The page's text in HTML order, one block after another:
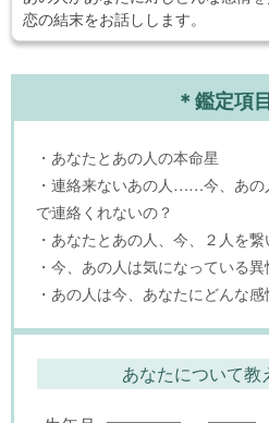
恋の結末をお話しします。
＊鑑定項
・あなたとあの人の本命星
・連絡来ないあの人……今、あ
で連絡くれないの？
・あなたとあの人、今、２人を
・今、あの人は気になっている
・あの人は今、あなたにどんな
あなたについて教